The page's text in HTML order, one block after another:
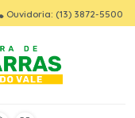
Ouvidoria: (13) 3872-5500